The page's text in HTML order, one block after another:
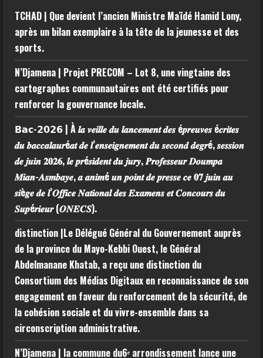
TCHAD | Que devient l’ancien Ministre Maïdé Hamid Lony,
après un bilan exemplaire à la tête de la jeunesse et des
sports.
N’Djamena | Projet PRECOM – Lot 8, une vingtaine des
cartographes communautaires ont été certifiés pour
renforcer la gouvernance locale.
𝗕𝗮𝗰-𝟮𝟬𝟮𝟲 | À 𝒍𝒂 𝒗𝒆𝒊𝒍𝒍𝒆 𝒅𝒖 𝒍𝒂𝒏𝒄𝒆𝒎𝒆𝒏𝒕 𝒅𝒆𝒔 é𝒑𝒓𝒆𝒖𝒗𝒆𝒔 é𝒄𝒓𝒊𝒕𝒆𝒔
𝒅𝒖 𝒃𝒂𝒄𝒄𝒂𝒍𝒂𝒖𝒓é𝒂𝒕 𝒅𝒆 𝒍’𝒆𝒏𝒔𝒆𝒊𝒈𝒏𝒆𝒎𝒆𝒏𝒕 𝒅𝒖 𝒔𝒆𝒄𝒐𝒏𝒅 𝒅𝒆𝒈𝒓é, 𝒔𝒆𝒔𝒔𝒊𝒐𝒏
𝒅𝒆 𝒋𝒖𝒊𝒏 𝟐𝟎𝟐𝟔, 𝒍𝒆 𝒑𝒓é𝒔𝒊𝒅𝒆𝒏𝒕 𝒅𝒖 𝒋𝒖𝒓𝒚, 𝑷𝒓𝒐𝒇𝒆𝒔𝒔𝒆𝒖𝒓 𝑫𝒐𝒖𝒎𝒑𝒂
𝑴𝒊𝒂𝒏-𝑨𝒔𝒎𝒃𝒂𝒚𝒆, 𝒂 𝒂𝒏𝒊𝒎é 𝒖𝒏 𝒑𝒐𝒊𝒏𝒕 𝒅𝒆 𝒑𝒓𝒆𝒔𝒔𝒆 𝒄𝒆 𝟎𝟕 𝒋𝒖𝒊𝒏 𝒂𝒖
𝒔𝒊è𝒈𝒆 𝒅𝒆 𝒍’𝑶𝒇𝒇𝒊𝒄𝒆 𝑵𝒂𝒕𝒊𝒐𝒏𝒂𝒍 𝒅𝒆𝒔 𝑬𝒙𝒂𝒎𝒆𝒏𝒔 𝒆𝒕 𝑪𝒐𝒏𝒄𝒐𝒖𝒓𝒔 𝒅𝒖
𝑺𝒖𝒑é𝒓𝒊𝒆𝒖𝒓 (𝑶𝑵𝑬𝑪𝑺).
distinction |Le Délégué Général du Gouvernement auprès
de la province du Mayo-Kebbi Ouest, le Général
Abdelmanane Khatab, a reçu une distinction du
Consortium des Médias Digitaux en reconnaissance de son
engagement en faveur du renforcement de la sécurité, de
la cohésion sociale et du vivre-ensemble dans sa
circonscription administrative.
N’Djamena | la commune du6ᵉ arrondissement lance une